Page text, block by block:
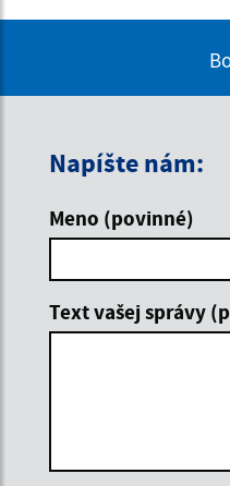
Napíšte nám:
Meno (povinné)
Text vašej správy